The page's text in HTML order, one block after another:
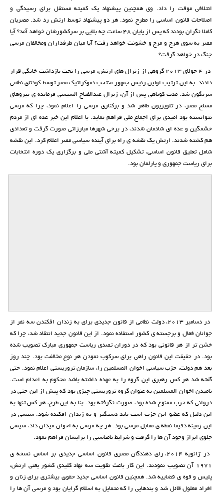
ائتلافی موقت را داد. وی همچنین پیشنهاد یک کمیته مستقل برای رسیدگی و
اصلاحات قانون اساسی را مطرح نمود. هر دو پیشنهاد توسط ارتش رد شد. مصریان
کاملا نگران بودند که پس از پایان 48 ساعت چه بلایی بر سرکشورشان خواهد آمد؟ آیا
مصر به سوی هرج و مرج و خشونت خواهد رفت؟ آیا میان طرفداران ومخالفان مرسی
جنگ در خواهد گرفت؟
در 4 جولای 2013 گروهی از ژنرال های ارتش، مرسی را تحت بازداشت خانگی قرار
دادند. به این ترتیب اولین رئیس جمهور منتخب دموکراتیک مصر توسط کودتای نظامی
سرنگون شد. مدت کوتاهی پس از آن، ژنرال عبدالفتاح السیسی فرمانده ی نیروهای
مسلح مصر، در تلویزیون ظاهر شد و برکناری مرسی را اعلام نمود، چرا که مرسی
نتوانسته بود امیدی برای اجماع ملی فراهم نماید. با اعلام این خبر عده ای از مردم
خشمگین و عده ای شادمان شدند، در برخی شهرها مبارزاتی صورت گرفت و تعدادی
هم کشته شدند. ارتش یک نقشه ی راه برای آینده سیاسی مصر اعلام کرد. این نقشه
شامل تعلیق قانون اساسی، تشکیل کمیته آشتی ملی و برگزاری یک دوره انتخابات
برای ریاست جمهوری و پارلمان بود.
در دسامبر 2013، دولت نظامی از قانون جدیدی برای به زندان افکندن سه نفر از
جوانان فعال و برجسته ی کشور استفاده نمود. از این قانون جدید انتقاد شد، چرا که
خشن تر از هر قانونی بود که در دوران تصدی ریاست جمهوری مبارک تصویب شده
بود. در حقیقت این قانون راهی برای سرکوب نمودن هر نوع مخالفت بود. چند روز
بعد هم دولت، حزب سیاسی اخوان المسلمین را، سازمان تروریستی اعلام نمود. حتی
گفته شد هر کس رهبری این گروه را به عهده داشته باشد محکوم به اعدام است.
نامیدن اخوان المسلمین به عنوان گروه تروریستی چیزی بود که پیش از این حتی در
دروانی که حزب ممنوع شده بود، صورت نگرفته بود. بنا به این طرح، هر کس تنها به
این دلیل که عضو این حزب است باید دستگیر و به زندان افکنده شود. سیسی در
این زمینه دقیقا نقطه ی مقابل مرسی بود. هر چه مرسی به اخوان میدان داد، سیسی
جلوی ابراز وجود آن ها را گرفت و شرایط نامناسبی را برایشان فراهم نمود.
در ژانویه 2014، رای دهندگان مصری قانون اساسی جدیدی بر اساس نسخه ی
1971 آن تصویب نمودند. این کار باعث تقویت سه نهاد کلیدی کشور یعنی ارتش،
پلیس و قوه ی قضاییه شد. همچنین قانون اساسی جدید حقوق بیشتری برای زنان و
افراد معلول قائل شد و بندهایی را که متمایل به اسلام گرایان بود و مرسی آن ها را